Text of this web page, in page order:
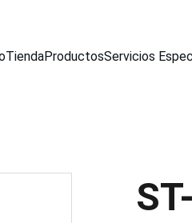
TiendaProductosServicios